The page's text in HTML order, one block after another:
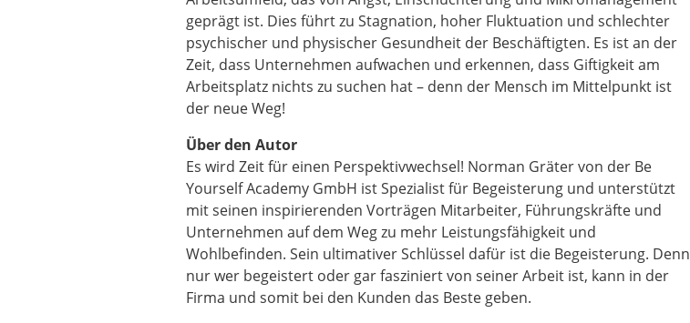
geprägt ist. Dies führt zu Stagnation, hoher Fluktuation und schlechter
psychischer und physischer Gesundheit der Beschäftigten. Es ist an der
Zeit, dass Unternehmen aufwachen und erkennen, dass Giftigkeit am
Arbeitsplatz nichts zu suchen hat – denn der Mensch im Mittelpunkt ist
der neue Weg!
Über den Autor
Es wird Zeit für einen Perspektivwechsel! Norman Gräter von der Be
Yourself Academy GmbH ist Spezialist für Begeisterung und unterstützt
mit seinen inspirierenden Vorträgen Mitarbeiter, Führungskräfte und
Unternehmen auf dem Weg zu mehr Leistungsfähigkeit und
Wohlbefinden. Sein ultimativer Schlüssel dafür ist die Begeisterung. Denn
nur wer begeistert oder gar fasziniert von seiner Arbeit ist, kann in der
Firma und somit bei den Kunden das Beste geben.